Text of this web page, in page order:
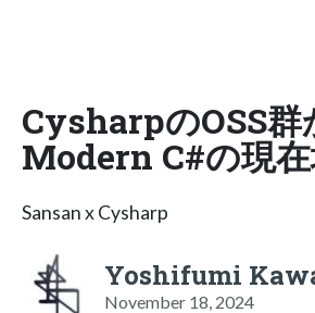
CysharpのOSS群
Modern C#の現
Sansan x Cysharp
Yoshifumi
November 18, 2024